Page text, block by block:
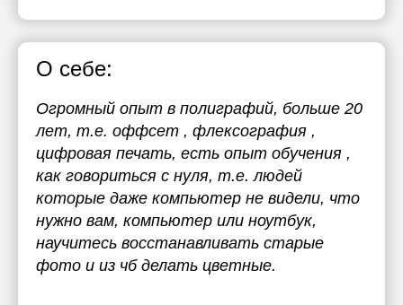
О себе:
Огромный опыт в полиграфий, больше 20
лет, т.е. оффсет , флексография ,
цифровая печать, есть опыт обучения ,
как говориться с нуля, т.е. людей
которые даже компьютер не видели, что
нужно вам, компьютер или ноутбук,
научитесь восстанавливать старые
фото и из чб делать цветные.